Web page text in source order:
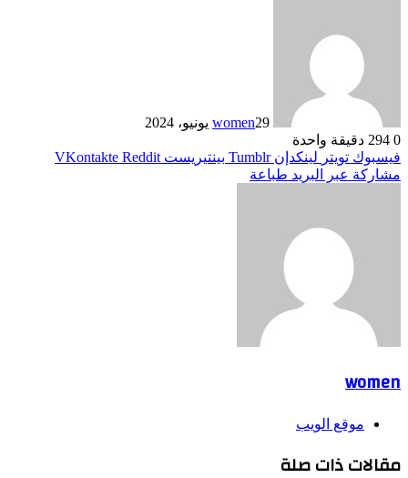
women29 يونيو، 2024
0
دقيقة واحدة
فيسبوك تويتر لينكدإن بينتيريست
مشاركة عبر البريد طباعة
women
موقع الويب
مقالات ذات صلة